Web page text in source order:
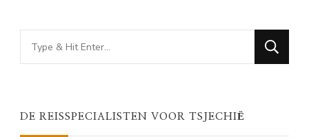
Looking
for
DE REISSPECIALISTEN VOOR TSJECHIË